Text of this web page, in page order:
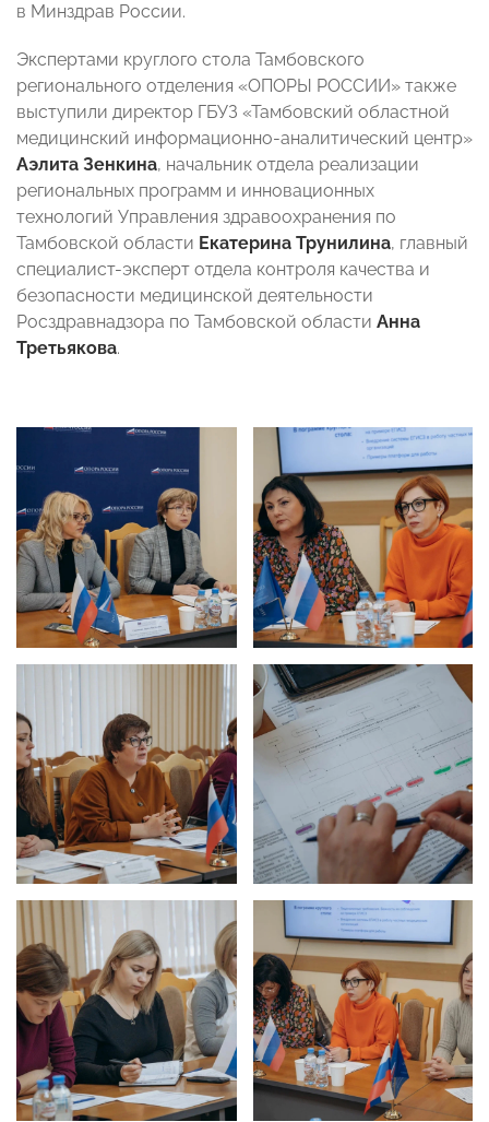
в Минздрав России.
Экспертами круглого стола Тамбовского
регионального отделения «ОПОРЫ РОССИИ» также
выступили директор ГБУЗ «Тамбовский областной
медицинский информационно-аналитический центр»
Аэлита Зенкина, начальник отдела реализации
региональных программ и инновационных
технологий Управления здравоохранения по
Тамбовской области Екатерина Трунилина, главный
специалист-эксперт отдела контроля качества и
безопасности медицинской деятельности
Росздравнадзора по Тамбовской области Анна
Третьякова.